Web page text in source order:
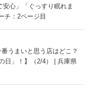
心」「ぐっすり眠れま
チ：2ページ目
うまいと思う店はどこ？
日」！】（2/4） | 兵庫県